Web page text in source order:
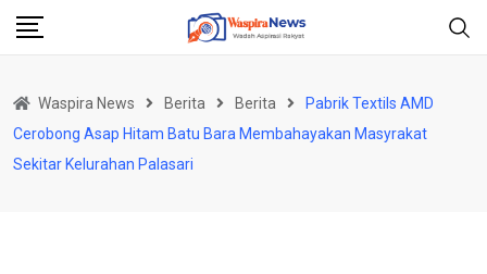
Skip
Waspira News Berita Berita
Pabrik Textils AMD
Cerobong Asap Hitam Batu Bara Membahayakan Masyrakat
Sekitar Kelurahan Palasari